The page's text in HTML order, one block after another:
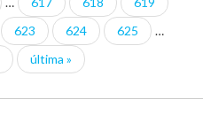
623 624 625
…
última »